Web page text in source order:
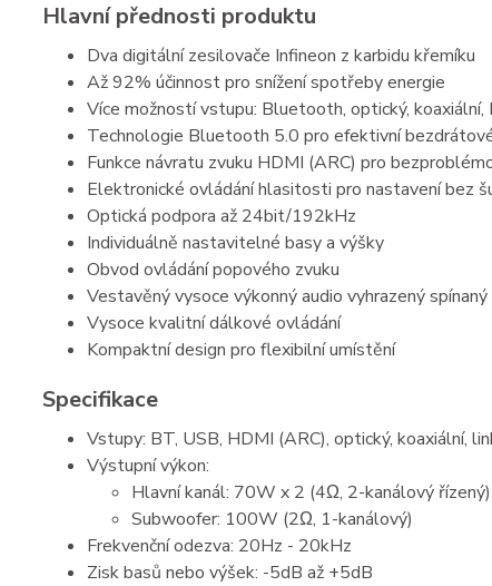
Hlavní přednosti produktu
Dva digitální zesilovače Infineon z karbidu křemíku
Až 92% účinnost pro snížení spotřeby energie
Více možností vstupu: Bluetooth, optický,
Technologie Bluetooth 5.0 pro efektivní
Funkce návratu zvuku HDMI (ARC) pro
Elektronické ovládání hlasitosti pro nastavení bez
Optická podpora až 24bit/192kHz
Individuálně nastavitelné basy a výšky
Obvod ovládání popového zvuku
Vestavěný vysoce výkonný audio vyhrazený spínaný
Vysoce kvalitní dálkové ovládání
Kompaktní design pro flexibilní umístění
Specifikace
Vstupy: BT, USB, HDMI (ARC), optický, koaxiální,
Výstupní výkon:
Hlavní kanál: 70W x 2 (4Ω, 2-kanálový řízený)
Subwoofer: 100W (2Ω, 1-kanálový)
Frekvenční odezva: 20Hz - 20kHz
Zisk basů nebo výšek: -5dB až +5dB